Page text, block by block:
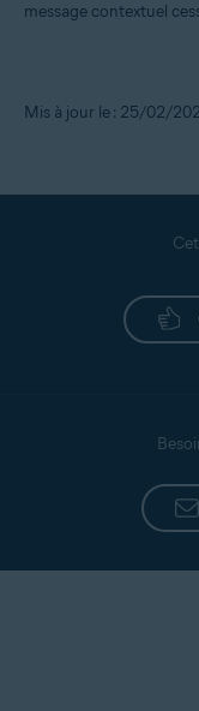
message contextuel
Mis à jour le : 25/02/